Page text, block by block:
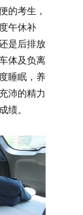
的考生，
午休补
是后排放
体及负离
睡眠，养
沛的精力
绩。